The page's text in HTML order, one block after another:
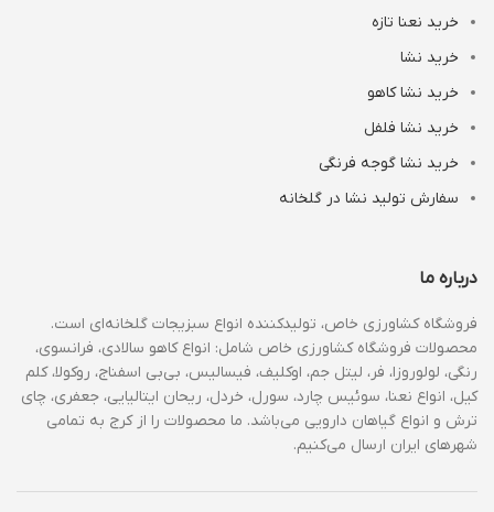
خرید نعنا تازه
خرید نشا
خرید نشا کاهو
خرید نشا فلفل
خرید نشا گوجه فرنگی
سفارش تولید نشا در گلخانه
درباره ما
فروشگاه کشاورزی خاص، تولیدکننده انواع سبزیجات گلخانه‌ای است.
محصولات فروشگاه کشاورزی خاص شامل: انواع کاهو سالادی، فرانسوی،
رنگی، لولوروزا، فر، لیتل جم، اوکلیف، فیسالیس، بی‌بی اسفناج، روکولا، کلم
کیل، انواع نعنا، سوئیس چارد، سورل، خردل، ریحان ایتالیایی، جعفری، چای
ترش و انواع گیاهان دارویی می‌باشد. ما محصولات را از کرج به تمامی
شهرهای ایران ارسال می‌کنیم.